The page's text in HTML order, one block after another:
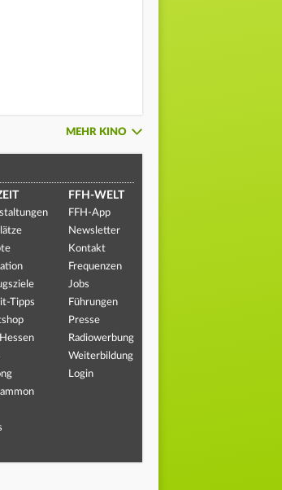
MEHR KINO
Tipps
FFH-WELT
FFH-App
Newsletter
Kontakt
Frequenzen
Jobs
Führungen
Presse
Radiowerbung
Weiterbildung
Login